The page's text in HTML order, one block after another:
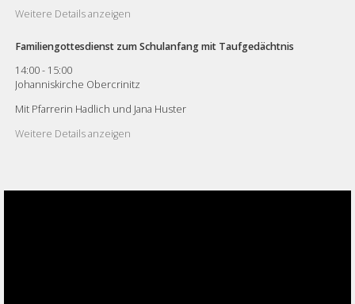
Weitere Details anzeigen
Familiengottesdienst zum Schulanfang mit Taufgedächtnis
14:00- 15:00
Johanniskirche Obercrinitz
Mit Pfarrerin Hadlich und Jana Huster
Weitere Details anzeigen